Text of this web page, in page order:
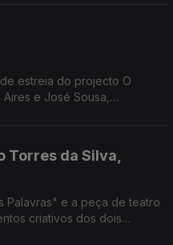
estreia do projecto O
e José Sousa,
Torres da Silva,
Palavras" e a peça de teatro
criativos dos dois